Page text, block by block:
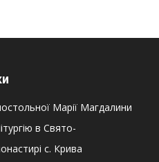
Марії Магдалини
в Свято-
с. Крива